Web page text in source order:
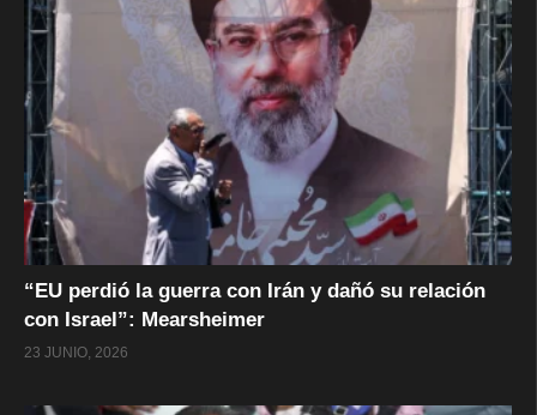
“EU perdió la guerra con Irán y dañó su relación
con Israel”: Mearsheimer
23 JUNIO, 2026